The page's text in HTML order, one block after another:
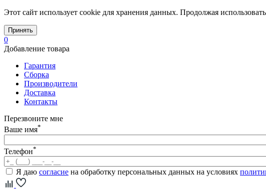
Этот сайт использует cookie для хранения данных. Продолжая
Принять
0
Добавление товара
Гарантия
Сборка
Производители
Доставка
Контакты
Перезвоните мне
Ваше имя*
Телефон*
Я даю согласие на обработку персональных данных на условиях